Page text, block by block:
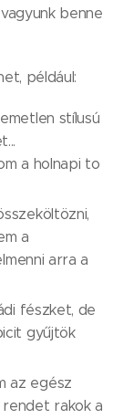
benne
például:
stílusú
a holnapi to
a
arra a
fészket, de
gyűjtök
az egész
rakok a